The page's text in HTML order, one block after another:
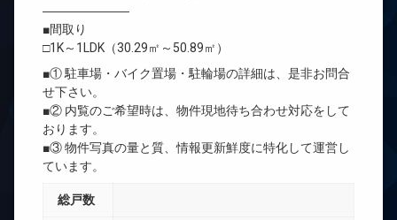
―――――――
■間取り
□1K～1LDK（30.29㎡～50.89㎡）
■① 駐車場・バイク置場・駐輪場の詳細は、是非お問合
せ下さい。
■② 内覧のご希望時は、物件現地待ち合わせ対応をして
おります。
■③ 物件写真の量と質、情報更新鮮度に特化して運営し
ています。
総戸数